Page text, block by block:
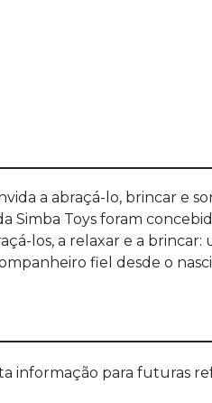
a abraçá-lo, brincar e
Toys foram
los, a relaxar e a brincar:
fiel desde o
informação para futuras